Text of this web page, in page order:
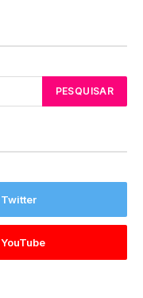
Twitter
YouTube